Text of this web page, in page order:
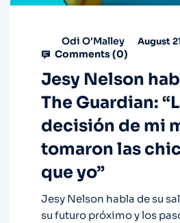
Odi O'Malley August
Comments (0)
Jesy Nelson
The Guardian:
decisión de mi
tomaron las
que yo”
Jesy Nelson habla de su
su futuro próximo y los